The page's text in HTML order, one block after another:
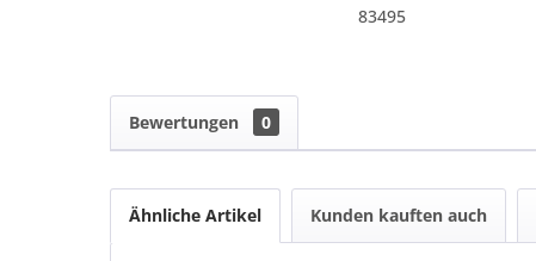
83495
Bewertungen 0
Ähnliche Artikel Kunden kauften auch